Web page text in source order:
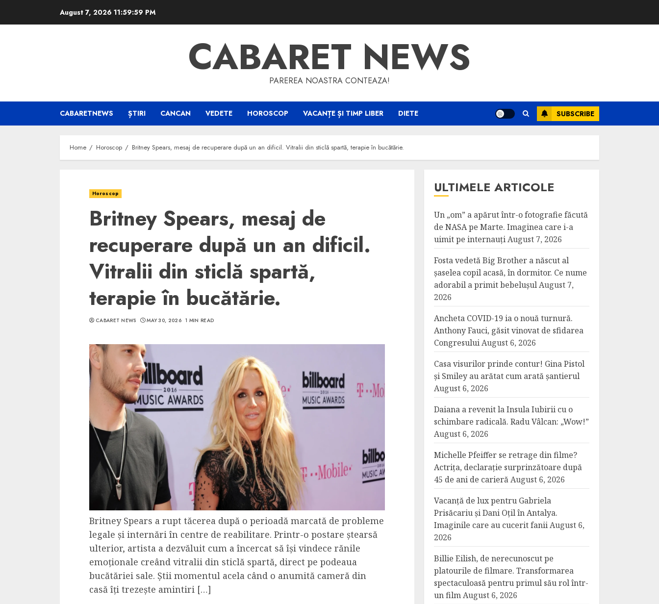
August 7, 2026 12:00:00 AM
CABARET NEWS
PAREREA NOASTRA CONTEAZA!
CABARETNEWS ȘTIRI CANCAN VEDETE HOROSCOP VACANȚE ȘI TIMP LIBER DIETE SUBSCRIBE
Home Horoscop Britney Spears, mesaj de recuperare după un an dificil. Vitralii din sticlă spartă, terapie în bucătărie.
Horoscop
Britney Spears, mesaj de
recuperare după un an dificil.
Vitralii din sticlă spartă,
terapie în bucătărie.
CABARET NEWS MAY 30, 2026 1 MIN READ
Britney Spears a rupt tăcerea după o perioadă marcată de probleme
legale și internări în centre de reabilitare. Printr-o postare ștearsă
ulterior, artista a dezvăluit cum a încercat să își vindece rănile
emoționale creând vitralii din sticlă spartă, direct pe podeaua
bucătăriei sale. Știi momentul acela când o anumită cameră din
casă îți trezește amintiri […]
ULTIMELE ARTICOLE
Un „om” a apărut într-o fotografie făcută
de NASA pe Marte. Imaginea care i-a
uimit pe internauțiAugust 7, 2026
Fosta vedetă Big Brother a născut al
șaselea copil acasă, în dormitor. Ce nume
adorabil a primit bebelușulAugust 7,
2026
Ancheta COVID-19 ia o nouă turnură.
Anthony Fauci, găsit vinovat de sfidarea
CongresuluiAugust 6, 2026
Casa visurilor prinde contur! Gina Pistol
și Smiley au arătat cum arată șantierul
August 6, 2026
Daiana a revenit la Insula Iubirii cu o
schimbare radicală. Radu Vâlcan: „Wow!”
August 6, 2026
Michelle Pfeiffer se retrage din filme?
Actrița, declarație surprinzătoare după
45 de ani de carierăAugust 6, 2026
Vacanță de lux pentru Gabriela
Prisăcariu și Dani Oțil în Antalya.
Imaginile care au cucerit faniiAugust 6,
2026
Billie Eilish, de nerecunoscut pe
platourile de filmare. Transformarea
spectaculoasă pentru primul său rol într-
un filmAugust 6, 2026